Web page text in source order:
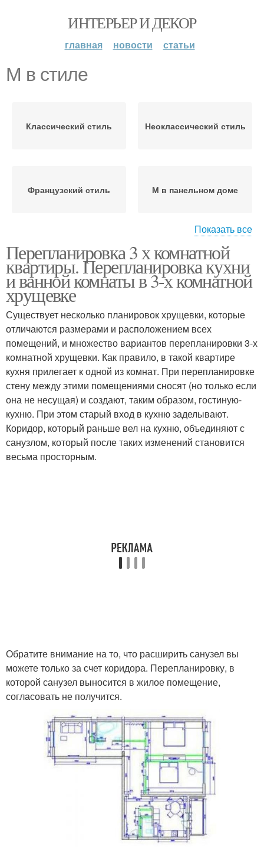
ИНТЕРЬЕР И ДЕКОР
главная новости статьи
М в стиле
Классический стиль Неоклассический стиль
Французский стиль М в панельном доме
Скандинавский стиль
современном стиле
Квартира в стиле Хрущевка в стиле
Показать все
Перепланировка 3 х комнатной
квартиры. Перепланировка кухни
и ванной комнаты в 3-х комнатной
хрущевке
Существует несколько планировок хрущевки, которые
отличаются размерами и расположением всех
помещений, и множество вариантов перепланировки 3-х
комнатной хрущевки. Как правило, в такой квартире
кухня прилегает к одной из комнат. При перепланировке
стену между этими помещениями сносят (но только если
она не несущая) и создают, таким образом, гостиную-
кухню. При этом старый вход в кухню заделывают.
Коридор, который раньше вел на кухню, объединяют с
санузлом, который после таких изменений становится
весьма просторным.
Обратите внимание на то, что расширить санузел вы
можете только за счет коридора. Перепланировку, в
которой санузел выносится в жилое помещение,
согласовать не получится.